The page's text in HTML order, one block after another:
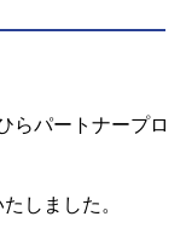
パートナープロ
しました。